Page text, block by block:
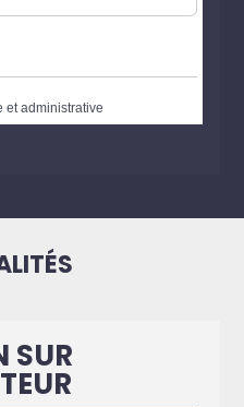
et administrative
SUR